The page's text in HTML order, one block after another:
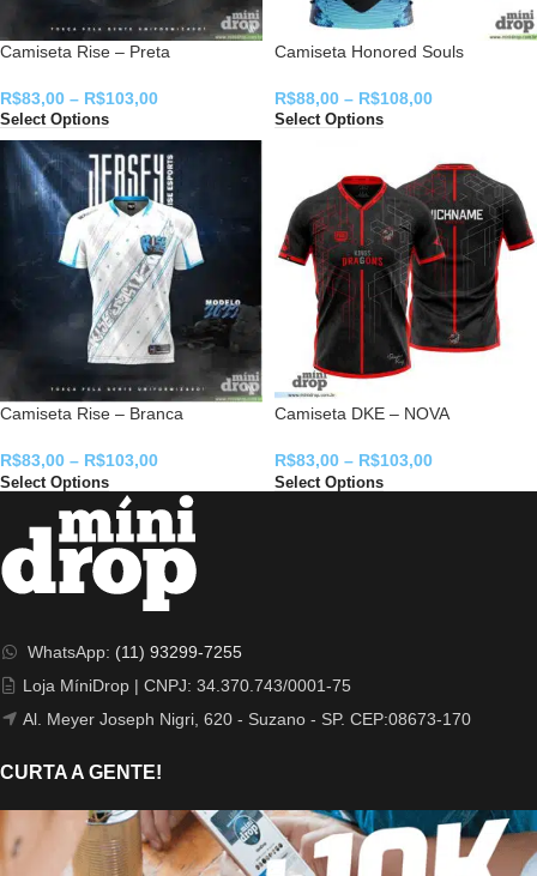
Camiseta Rise – Preta
R$83,00 – R$103,00
Select Options
Camiseta Honored Souls
R$88,00 – R$108,00
Select Options
Camiseta Rise – Branca
R$83,00 – R$103,00
Select Options
Camiseta DKE – NOVA
R$83,00 – R$103,00
Select Options
WhatsApp: (11) 93299-7255
Loja MíniDrop | CNPJ: 34.370.743/0001-75
Al. Meyer Joseph Nigri, 620 - Suzano - SP. CEP:08673-170
CURTA A GENTE!